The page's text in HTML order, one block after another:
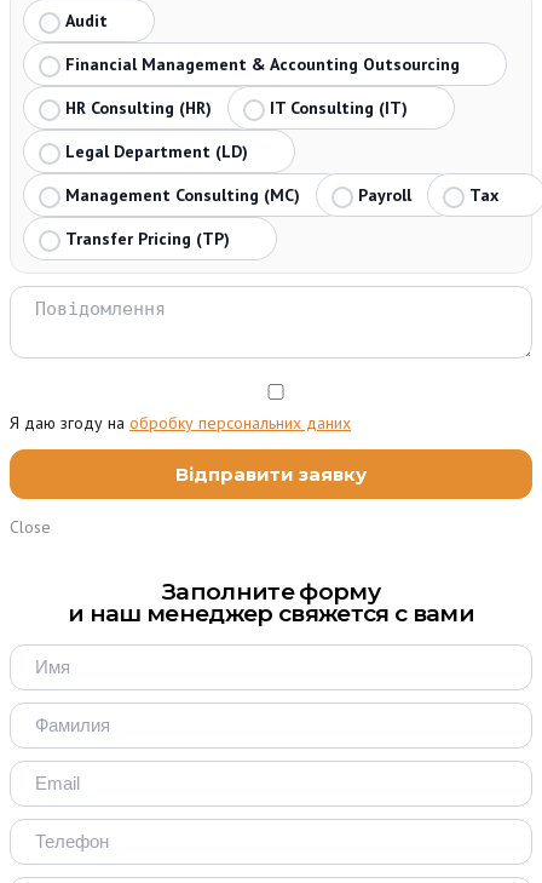
Audit
Financial Management & Accounting Outsourcing
HR Consulting (HR)
IT Consulting (IT)
Legal Department (LD)
Management Consulting (MC)
Payroll
Tax
Transfer Pricing (TP)
Я даю згоду на обробку персональних даних
Close
Заполните форму
и наш менеджер свяжется с вами